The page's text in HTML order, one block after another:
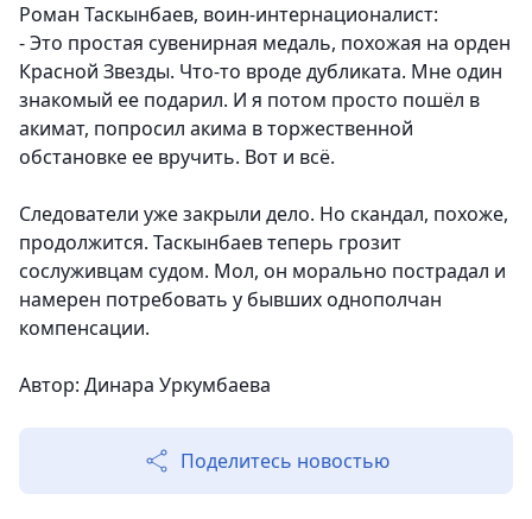
Роман Таскынбаев, воин-интернационалист:
- Это простая сувенирная медаль, похожая на орден
Красной Звезды. Что-то вроде дубликата. Мне один
знакомый ее подарил. И я потом просто пошёл в
акимат, попросил акима в торжественной
обстановке ее вручить. Вот и всё.
Следователи уже закрыли дело. Но скандал, похоже,
продолжится. Таскынбаев теперь грозит
сослуживцам судом. Мол, он морально пострадал и
намерен потребовать у бывших однополчан
компенсации.
Автор: Динара Уркумбаева
Поделитесь новостью